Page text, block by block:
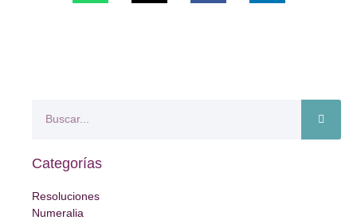
Categorías
Resoluciones
Numeralia